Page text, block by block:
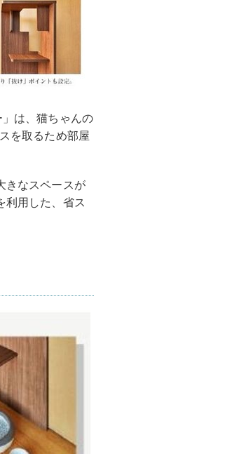
は、猫ちゃんの
を取るため部屋
きなスペースが
利用した、省ス